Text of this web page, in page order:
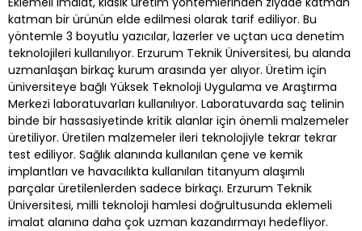
katman bir ürünün elde edilmesi olarak tarif ediliyor. Bu
yöntemle 3 boyutlu yazıcılar, lazerler ve uçtan uca denetim
teknolojileri kullanılıyor. Erzurum Teknik Üniversitesi, bu alanda
uzmanlaşan birkaç kurum arasında yer alıyor. Üretim için
üniversiteye bağlı Yüksek Teknoloji Uygulama ve Araştırma
Merkezi laboratuvarları kullanılıyor. Laboratuvarda saç telinin
binde bir hassasiyetinde kritik alanlar için önemli malzemeler
üretiliyor. Üretilen malzemeler ileri teknolojiyle tekrar tekrar
test ediliyor. Sağlık alanında kullanılan çene ve kemik
implantları ve havacılıkta kullanılan titanyum alaşımlı
parçalar üretilenlerden sadece birkaçı. Erzurum Teknik
Üniversitesi, milli teknoloji hamlesi doğrultusunda eklemeli
imalat alanına daha çok uzman kazandırmayı hedefliyor.